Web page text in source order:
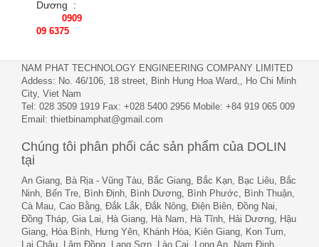
Dương :
0909
09 6375
NAM PHAT TECHNOLOGY ENGINEERING COMPANY LIMITED
Addess: No. 46/106, 18 street, Binh Hung Hoa Ward,, Ho Chi Minh
City, Viet Nam
Tel: 028 3509 1919 Fax: +028 5400 2956 Mobile: +84 919 065 009
Email: thietbinamphat@gmail.com
Chúng tôi phân phối các sản phẩm của DOLIN
tại
An Giang, Bà Rịa - Vũng Tàu, Bắc Giang, Bắc Kạn, Bạc Liêu, Bắc
Ninh, Bến Tre, Bình Định, Bình Dương, Bình Phước, Bình Thuận,
Cà Mau, Cao Bằng, Đắk Lắk, Đắk Nông, Điện Biên, Đồng Nai,
Đồng Tháp, Gia Lai, Hà Giang, Hà Nam, Hà Tĩnh, Hải Dương, Hậu
Giang, Hòa Bình, Hưng Yên, Khánh Hòa, Kiên Giang, Kon Tum,
Lai Châu, Lâm Đồng, Lạng Sơn, Lào Cai, Long An, Nam Định,